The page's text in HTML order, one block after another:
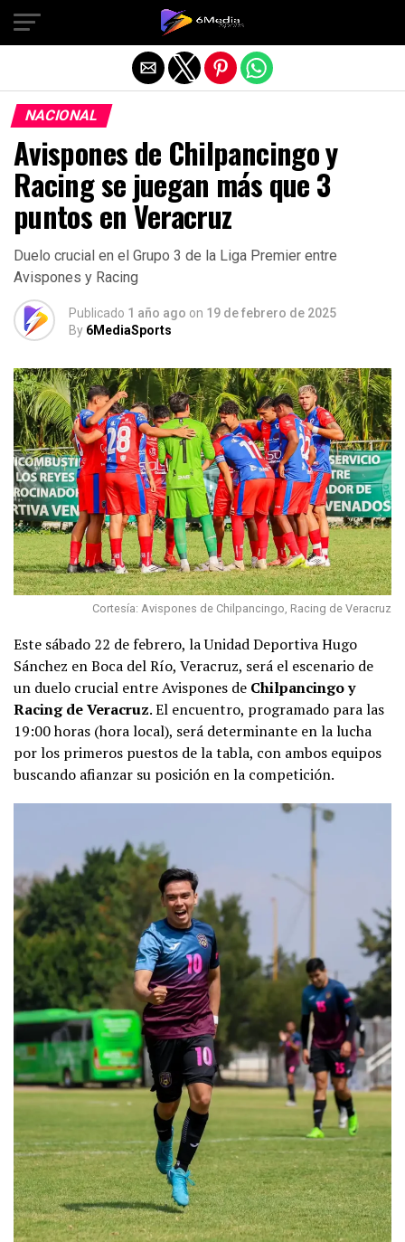
NACIONAL
Avispones de Chilpancingo y
Racing se juegan más que 3
puntos en Veracruz
Duelo crucial en el Grupo 3 de la Liga Premier entre
Avispones y Racing
Publicado 1 año ago on 19 de febrero de 2025
By 6MediaSports
Cortesía: Avispones de Chilpancingo, Racing de Veracruz
Este sábado 22 de febrero, la Unidad Deportiva Hugo
Sánchez en Boca del Río, Veracruz, será el escenario de
un duelo crucial entre Avispones de Chilpancingo y
Racing de Veracruz. El encuentro, programado para las
19:00 horas (hora local), será determinante en la lucha
por los primeros puestos de la tabla, con ambos equipos
buscando afianzar su posición en la competición.
Salir de la versión móvil